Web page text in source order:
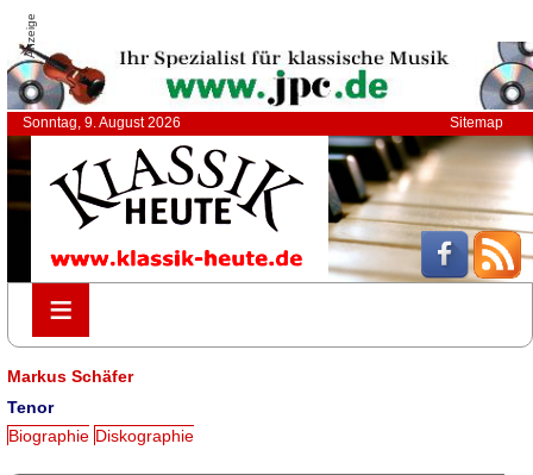
Anzeige
Sonntag, 9. August 2026 Sitemap
≡
≡
Markus Schäfer
Tenor
Biographie Diskographie